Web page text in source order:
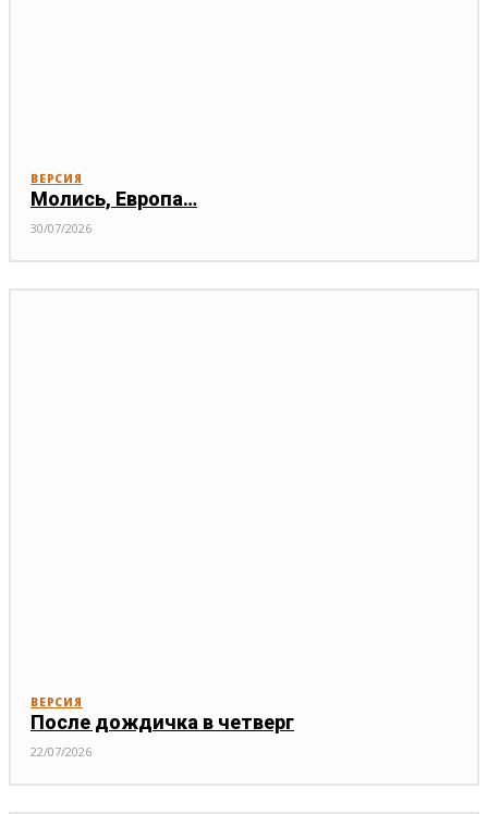
ВЕРСИЯ
Молись, Европа…
30/07/2026
ВЕРСИЯ
После дождичка в четверг
22/07/2026